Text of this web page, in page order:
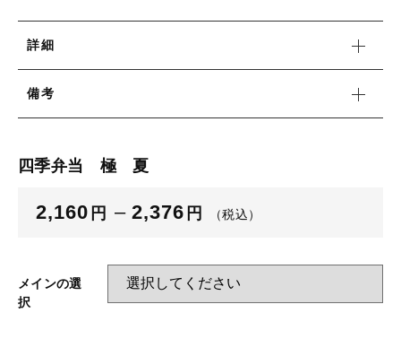
詳細
備考
四季弁当 極 夏
2,160 円 – 2,376 円 （税込）
メインの選
択
日替り弁当タイプ
パン各種
軽食
キッズメニュー
ぶぶ漬け
日替り弁当タイプ
おにぎり各種
ポーク玉子おにぎり
軽食